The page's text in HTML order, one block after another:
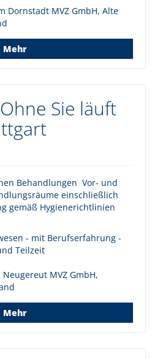
Dornstadt MVZ GmbH, Alte
Mehr
Sie läuft
Behandlungen Vor- und
einschließlich
gemäß Hygienerichtlinien
- mit Berufserfahrung -
Teilzeit
MVZ GmbH,
Mehr